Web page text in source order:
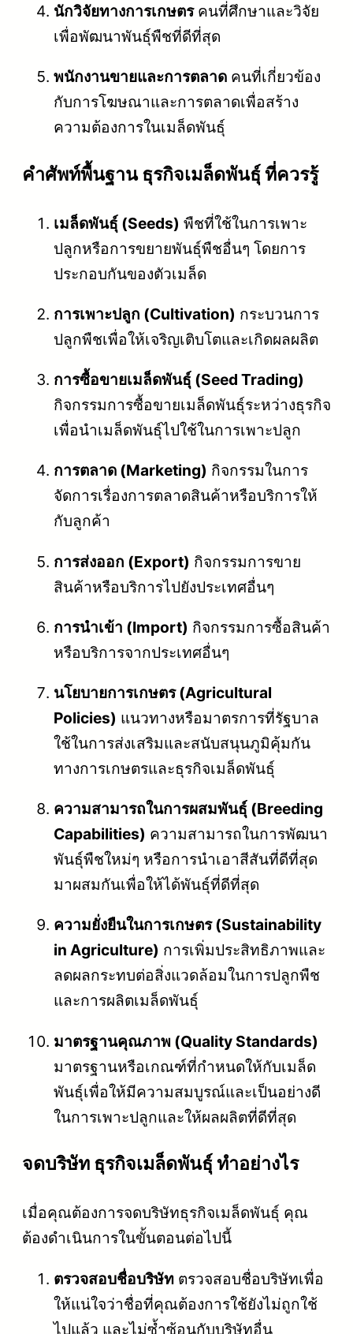
นักวิจัยทางการเกษตรคนที่ศึกษาและวิจัย
เพื่อพัฒนาพันธุ์พืชที่ดีที่สุด
พนักงานขายและการตลาด คนที่เกี่ยวข้อง
กับการโฆษณาและการตลาดเพื่อสร้าง
ความต้องการในเมล็ดพันธุ์
คําศัพท์พื้นฐาน ธุรกิจเมล็ดพันธุ์ ที่ควรรู้
เมล็ดพันธุ์ (Seeds) พืชที่ใช้ในการเพาะ
ปลูกหรือการขยายพันธุ์พืชอื่นๆ โดยการ
ประกอบกันของตัวเมล็ด
การเพาะปลูก (Cultivation) กระบวนการ
ปลูกพืชเพื่อให้เจริญเติบโตและเกิดผลผลิต
การซื้อขายเมล็ดพันธุ์ (Seed Trading)
กิจกรรมการซื้อขายเมล็ดพันธุ์ระหว่างธุรกิจ
เพื่อนำเมล็ดพันธุ์ไปใช้ในการเพาะปลูก
การตลาด (Marketing) กิจกรรมในการ
จัดการเรื่องการตลาดสินค้าหรือบริการให้
กับลูกค้า
การส่งออก (Export) กิจกรรมการขาย
สินค้าหรือบริการไปยังประเทศอื่นๆ
การนำเข้า (Import) กิจกรรมการซื้อสินค้า
หรือบริการจากประเทศอื่นๆ
นโยบายการเกษตร (Agricultural
Policies) แนวทางหรือมาตรการที่รัฐบาล
ใช้ในการส่งเสริมและสนับสนุนภูมิคุ้มกัน
ทางการเกษตรและธุรกิจเมล็ดพันธุ์
ความสามารถในการผสมพันธุ์ (Breeding
Capabilities) ความสามารถในการพัฒนา
พันธุ์พืชใหม่ๆ หรือการนำเอาสีสันที่ดีที่สุด
มาผสมกันเพื่อให้ได้พันธุ์ที่ดีที่สุด
ความยั่งยืนในการเกษตร (Sustainability
in Agriculture) การเพิ่มประสิทธิภาพและ
ลดผลกระทบต่อสิ่งแวดล้อมในการปลูกพืช
และการผลิตเมล็ดพันธุ์
มาตรฐานคุณภาพ (Quality Standards)
มาตรฐานหรือเกณฑ์ที่กำหนดให้กับเมล็ด
พันธุ์เพื่อให้มีความสมบูรณ์และเป็นอย่างดี
ในการเพาะปลูกและให้ผลผลิตที่ดีที่สุด
จดบริษัท ธุรกิจเมล็ดพันธุ์ ทำอย่างไร
เมื่อคุณต้องการจดบริษัทธุรกิจเมล็ดพันธุ์ คุณ
ต้องดำเนินการในขั้นตอนต่อไปนี้
ตรวจสอบชื่อบริษัท ตรวจสอบชื่อบริษัทเพื่อ
ให้แน่ใจว่าชื่อที่คุณต้องการใช้ยังไม่ถูกใช้
ไปแล้ว และไม่ซ้ำซ้อนกับบริษัทอื่น